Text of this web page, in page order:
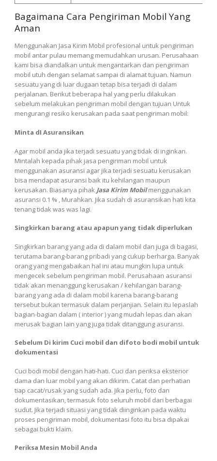
Bagaimana Cara Pengiriman Mobil Yang
Aman
Menggunakan Jasa Kirim Mobil profesional untuk pengiriman
mobil antar pulau memang memudahkan urusan. Perusahaan
kami bisa diandalkan untuk mengantarkan dan pengiriman
mobil utuh dengan selamat sampai di alamat tujuan. Namun
sesuatu yang di luar dugaan tetap bisa terjadi di dalam
perjalanan. Berikut beberapa hal yang perlu dilakukan
sebelum melakukan pengiriman mobil dengan tujuan Untuk
mengurangi resiko kerusakan pada saat pengiriman mobil:
Minta dI Asuransikan
Agar mobil anda jika terjadi sesuatu yang tidak di inginkan.
Mintalah kepada pihak jasa pengiriman mobil untuk
menggunakan asuransi agar jika terjadi sesuatu kerusakan
bisa mendapat asuransi baik itu kehilangan maupun
kerusakan. Biasanya pihak Jasa Kirim Mobilmenggunakan
asuransi 0.1 % , Murahkan. Jika sudah di asuransikan hati kita
tenang tidak was was lagi.
Singkirkan barang atau apapun yang tidak diperlukan
Singkirkan barang yang ada di dalam mobil dan juga di bagasi,
terutama barang-barang pribadi yang cukup berharga. Banyak
orang yang mengabaikan hal ini atau mungkin lupa untuk
mengecek sebelum pengiriman mobil. Perusahaan asuransi
tidak akan menanggung kerusakan / kehilangan barang-
barang yang ada di dalam mobil karena barang-barang
tersebut bukan termasuk dalam perjanjian. Selain itu lepaslah
bagian-bagian dalam ( interior ) yang mudah lepas dan akan
merusak bagian lain yang juga tidak ditanggung asuransi.
Sebelum Di kirim Cuci mobil dan difoto bodi mobil untuk
dokumentasi
Cuci bodi mobil dengan hati-hati. Cuci dan periksa eksterior
dama dan luar mobil yang akan dikirim. Catat dan perhatian
tiap cacat/rusak yang sudah ada. Jika perlu, foto dan
dokumentasikan, termasuk foto seluruh mobil dari berbagai
sudut. Jika terjadi situasi yang tidak diinginkan pada waktu
proses pengiriman mobil, dokumentasi foto itu bisa dipakai
sebagai bukti klaim.
Periksa Mesin Mobil Anda